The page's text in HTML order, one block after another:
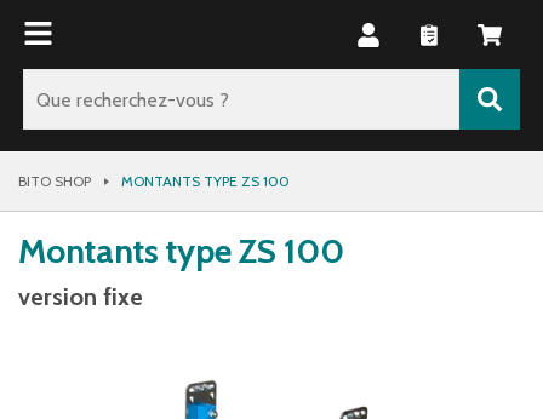
BITO SHOP MONTANTS TYPE ZS 100
Montants type ZS 100
version fixe